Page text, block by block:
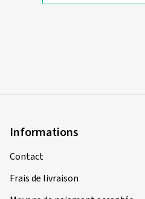
Informations
Contact
Frais de livraison